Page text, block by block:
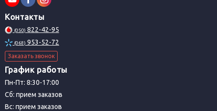
Контакты
(050) 822-42-95
(068) 953-52-72
Заказать звонок
График работы
Пн-Пт: 8:30-17:00
Сб: прием заказов
Вс: прием заказов